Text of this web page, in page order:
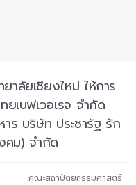
าลัยเชียงใหม่ ให้การ
เบฟเวอเรจ จำกัด
ร บริษัท ประชารัฐ รัก
คม) จำกัด
คณะสถาปัตยกรรมศาสตร์